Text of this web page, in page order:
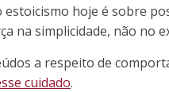
estoicismo hoje é sobre
na simplicidade, não no
a respeito de
cuidado.